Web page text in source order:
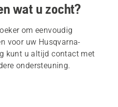
wat u zocht?
om eenvoudig
voor uw Husqvarna-
kunt u altijd contact met
ondersteuning.